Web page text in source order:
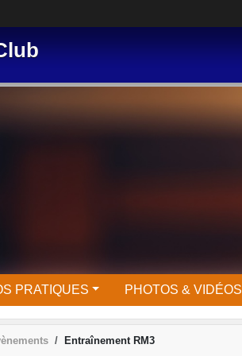
PRATIQUES PHOTOS & VIDÉOS
Entraînement RM3